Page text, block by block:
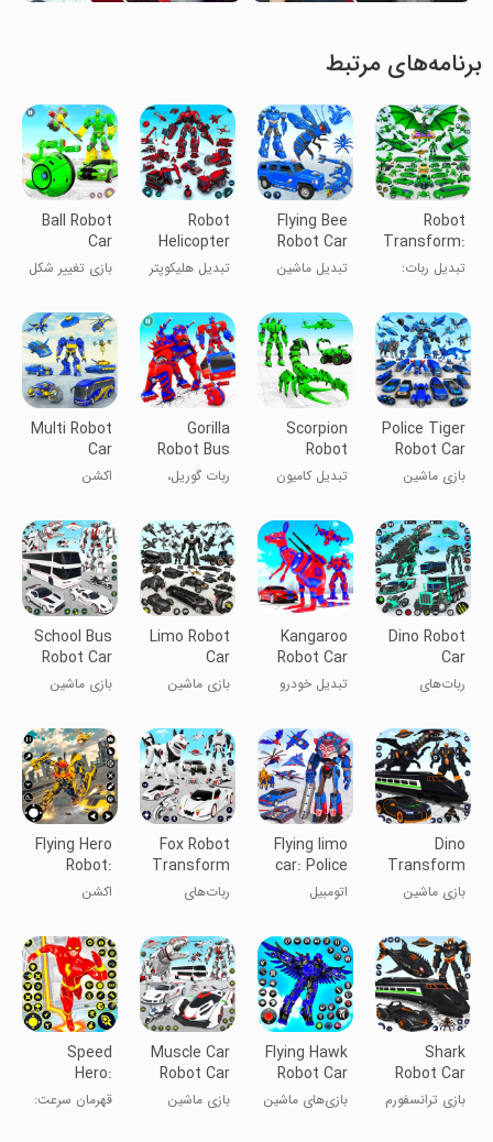
برنامه‌های مرتبط
Robot
Transform:
Car Robot
تبدیل ربات:
ماشین
Flying Bee
Robot Car
Transform
تبدیل ماشین
Robot
Helicopter
Car
Transform
تبدیل هلیکوپتر
Ball Robot
Car
Transform
Game
بازی تغییر شکل
توپ
Police Tiger
Robot Car
Game 3d
بازی ماشین
۳ بعدی
Scorpion
Robot
Truck
Transform
تبدیل کامیون
Gorilla
Robot Bus
Robot Car
ربات گوریل،
خودرو
Multi Robot
Car
Transform
اکشن
Dino Robot
Car
Transform
Games
ربات‌های
دایناسوری
Kangaroo
Robot Car
Transform
تبدیل خودرو
Limo Robot
Car
Game:Robot
Game
بازی ماشین
بازی روبات
School Bus
Robot Car
Game
بازی ماشین
مدرسه
Dino
Transform
Robot Car
Game
بازی ماشین
Flying limo
car: Police
robots
اتومبیل
ربات‌های پلیس
Fox Robot
Transform
Bike Game
ربات‌های
Flying Hero
Robot:
Robot
اکشن
Shark
Robot Car
Transform
Game
بازی ترانسفورم
Flying Hawk
Robot Car
Games
بازی‌های ماشین
Muscle Car
Robot Car
Game
بازی ماشین
Speed
Hero:
Superhero
Games
قهرمان سرعت: